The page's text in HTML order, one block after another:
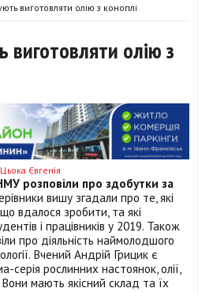
виготовляти олію з коноплі
олію з
Цьока Євгенія
розповіли про здобутки за
вишу згадали про те, які
вдалося зробити, та які
і працівників у 2019. Також
про діяльність наймолодшого
Вчений Андрій Грицик є
серія рослинних настоянок, олії,
мають якісний склад та їх